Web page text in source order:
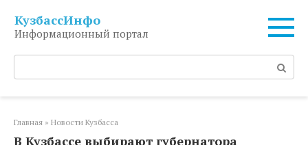
контенту
КузбассИнфо
Информационный портал
Поиск:
Главная » Новости Кузбасса
В Кузбассе выбирают губернатора